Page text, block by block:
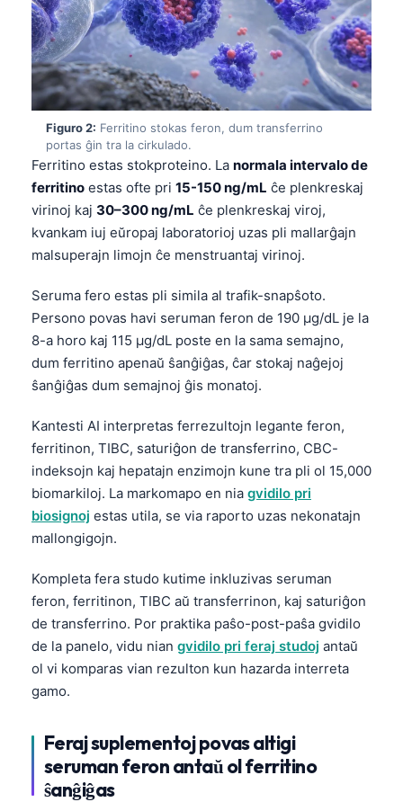
Figuro 2: Ferritino stokas feron, dum transferrino
portas ĝin tra la cirkulado.
Ferritino estas stokproteino. La normala intervalo de
ferritino estas ofte pri 15-150 ng/mL ĉe plenkreskaj
virinoj kaj 30–300 ng/mL ĉe plenkreskaj viroj,
kvankam iuj eŭropaj laboratorioj uzas pli mallarĝajn
malsuperajn limojn ĉe menstruantaj virinoj.
Seruma fero estas pli simila al trafik-snapŝoto.
Persono povas havi seruman feron de 190 µg/dL je la
8-a horo kaj 115 µg/dL poste en la sama semajno,
dum ferritino apenaŭ ŝanĝiĝas, ĉar stokaj naĝejoj
ŝanĝiĝas dum semajnoj ĝis monatoj.
Kantesti AI interpretas ferrezultojn legante feron,
ferritinon, TIBC, saturiĝon de transferrino, CBC-
indeksojn kaj hepatajn enzimojn kune tra pli ol 15,000
biomarkiloj. La markomapo en nia gvidilo pri
biosignoj estas utila, se via raporto uzas nekonatajn
mallongigojn.
Kompleta fera studo kutime inkluzivas seruman
feron, ferritinon, TIBC aŭ transferrinon, kaj saturiĝon
de transferrino. Por praktika paŝo-post-paŝa gvidilo
de la panelo, vidu nian gvidilo pri feraj studoj antaŭ
ol vi komparas vian rezulton kun hazarda interreta
gamo.
Feraj suplementoj povas altigi
seruman feron antaŭ ol ferritino
ŝanĝiĝas